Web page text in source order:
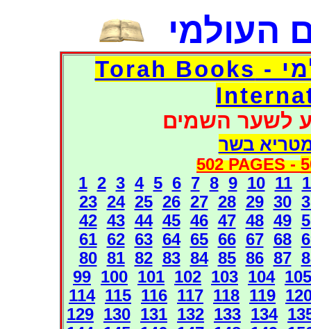
העולמי
דפי אוצר הספרים העולמי - Torah Books
לשער השמים
בשר
502 PAGES -
1 2 3 4 5 6 7 8 9 10 11
23 24 25 26 27 28 29 30
42 43 44 45 46 47 48 49
61 62 63 64 65 66 67 68
80 81 82 83 84 85 86 87
99 100 101 102 103 104 105
114 115 116 117 118 119
129 130 131 132 133 134